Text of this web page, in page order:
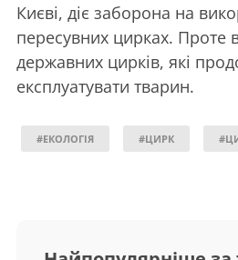
Києві, діє заборона на
пересувних цирках. Проте в
державних цирків, які
експлуатувати тварин.
#ЕКОЛОГІЯ #ЦИРК